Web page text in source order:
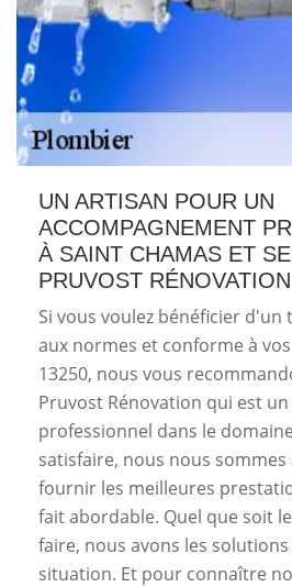
UN ARTISAN POUR UN
ACCOMPAGNEMENT
À SAINT CHAMAS ET
PRUVOST RÉNOVATION
Si vous voulez bénéficier
aux normes et conforme à
13250, nous vous
Pruvost Rénovation qui est
professionnel dans le
satisfaire, nous nous sommes
fournir les meilleures
fait abordable. Quel que soit
faire, nous avons les
situation. Et pour connaître